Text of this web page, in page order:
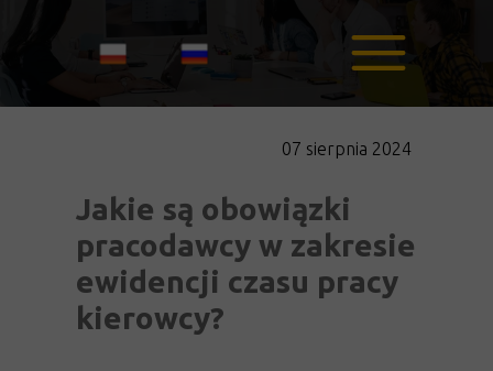
07 sierpnia 2024
Jakie są obowiązki
pracodawcy w zakresie
ewidencji czasu pracy
kierowcy?